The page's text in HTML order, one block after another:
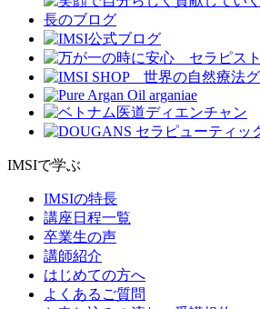
IMSIで学ぶ
IMSIの特長
講座日程一覧
卒業生の声
講師紹介
はじめての方へ
よくあるご質問